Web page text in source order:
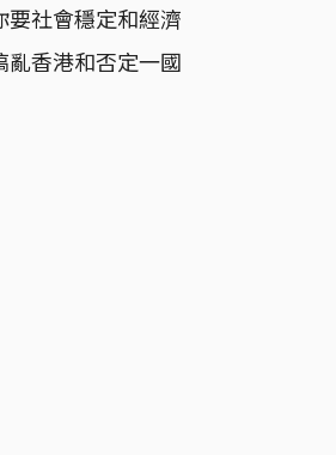
社會穩定和經濟
香港和否定一國